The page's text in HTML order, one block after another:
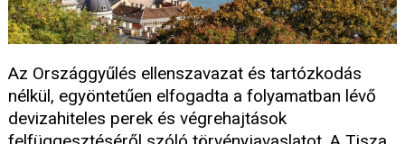
Az Országgyűlés ellenszavazat és tartózkodás
nélkül, egyöntetűen elfogadta a folyamatban lévő
devizahiteles perek és végrehajtások